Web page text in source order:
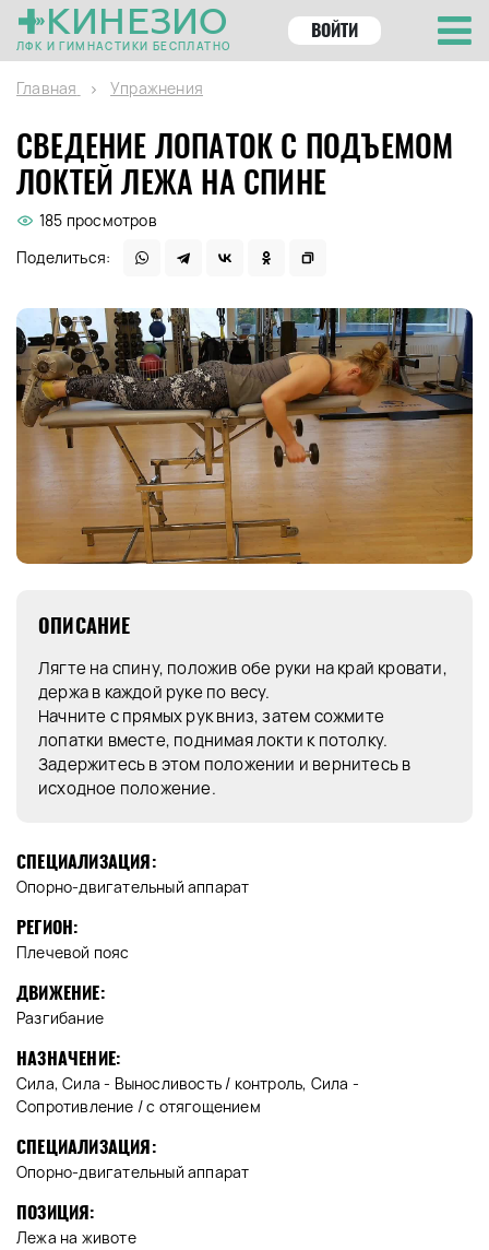
КИНЕЗИО
ЛФК И ГИМНАСТИКИ БЕСПЛАТНО
ВОЙТИ
Главная Упражнения
СВЕДЕНИЕ ЛОПАТОК С ПОДЪЕМОМ
ЛОКТЕЙ ЛЕЖА НА СПИНЕ
185 просмотров
Поделиться:
ОПИСАНИЕ
Лягте на спину, положив обе руки на край кровати,
держа в каждой руке по весу.
Начните с прямых рук вниз, затем сожмите
лопатки вместе, поднимая локти к потолку.
Задержитесь в этом положении и вернитесь в
исходное положение.
СПЕЦИАЛИЗАЦИЯ:
Опорно-двигательный аппарат
РЕГИОН:
Плечевой пояс
ДВИЖЕНИЕ:
Разгибание
НАЗНАЧЕНИЕ:
Сила, Сила - Выносливость / контроль, Сила -
Сопротивление / с отягощением
СПЕЦИАЛИЗАЦИЯ:
Опорно-двигательный аппарат
ПОЗИЦИЯ:
Лежа на животе